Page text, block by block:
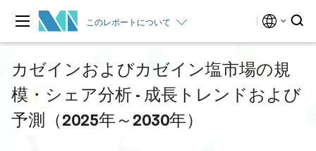
このレポートについて
カゼインおよびカゼイン塩市場の規
模・シェア分析 - 成長トレンドおよび
予測（2025年～2030年）